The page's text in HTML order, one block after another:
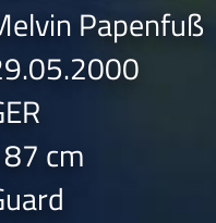
Papenfuß
cm